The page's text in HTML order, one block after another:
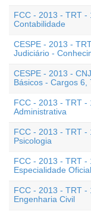
FCC - 2013 - TRT -
Contabilidade
CESPE - 2013 -
Judiciário -
CESPE - 2013 -
Básicos - Cargos 6,
FCC - 2013 - TRT -
Administrativa
FCC - 2013 - TRT -
Psicologia
FCC - 2013 - TRT -
Especialidade
FCC - 2013 - TRT -
Engenharia Civil